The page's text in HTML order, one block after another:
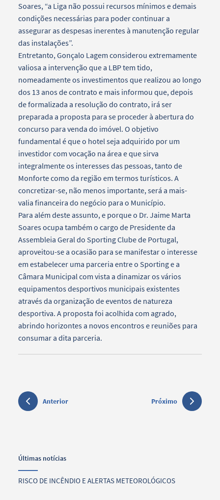
Soares, “a Liga não possui recursos mínimos e demais
condições necessárias para poder continuar a
assegurar as despesas inerentes à manutenção regular
das instalações”.
Entretanto, Gonçalo Lagem considerou extremamente
valiosa a intervenção que a LBP tem tido,
nomeadamente os investimentos que realizou ao longo
dos 13 anos de contrato e mais informou que, depois
de formalizada a resolução do contrato, irá ser
preparada a proposta para se proceder à abertura do
concurso para venda do imóvel. O objetivo
fundamental é que o hotel seja adquirido por um
investidor com vocação na área e que sirva
integralmente os interesses das pessoas, tanto de
Monforte como da região em termos turísticos. A
concretizar-se, não menos importante, será a mais-
valia financeira do negócio para o Município.
Para além deste assunto, e porque o Dr. Jaime Marta
Soares ocupa também o cargo de Presidente da
Assembleia Geral do Sporting Clube de Portugal,
aproveitou-se a ocasião para se manifestar o interesse
em estabelecer uma parceria entre o Sporting e a
Câmara Municipal com vista a dinamizar os vários
equipamentos desportivos municipais existentes
através da organização de eventos de natureza
desportiva. A proposta foi acolhida com agrado,
abrindo horizontes a novos encontros e reuniões para
consumar a dita parceria.
Anterior Próximo
Últimas notícias
RISCO DE INCÊNDIO E ALERTAS METEOROLÓGICOS